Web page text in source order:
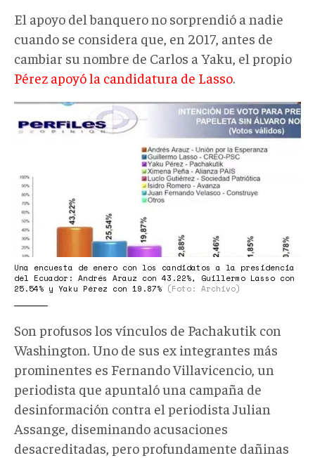
El apoyo del banquero no sorprendió a nadie
cuando se considera que, en 2017, antes de
cambiar su nombre de Carlos a Yaku, el propio
Pérez apoyó la candidatura de Lasso.
poll-
perfiles-
opinion-
Ecuador-
Arauz-
Lasso.jpg
Una encuesta de enero con los candidatos a la presidencia
del Ecuador: Andrés Arauz con 43.22%, Guillermo Lasso con
25.54% y Yaku Pérez con 19.87% (Foto: Archivo)
Son profusos los vínculos de Pachakutik con
Washington. Uno de sus ex integrantes más
prominentes es Fernando Villavicencio, un
periodista que apuntaló una campaña de
desinformación contra el periodista Julian
Assange, diseminando acusaciones
desacreditadas, pero profundamente dañinas